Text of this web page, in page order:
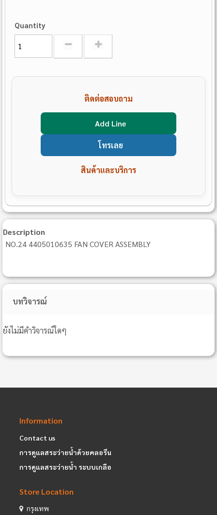
Quantity
ติดต่อสอบถาม
Add Line
โทรเลย
สินค้าและบริการ
Description
NO.24 4405010635 FAN COVER ASSEMBLY
บทวิจารณ์
ยังไม่มีคำวิจารณ์ใดๆ
Information
Contact us
การดูแลสระว่ายน้ำด้วยคลอรีน
การดูแลสระว่ายน้ำ ระบบเกลือ
Store Location
กรุงเทพ